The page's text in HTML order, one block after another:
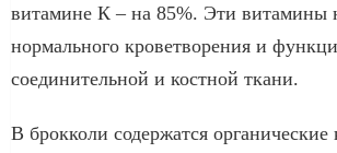
витамине К – на 85%. Эти витамины
нормального кроветворения и
соединительной и костной ткани.
В брокколи содержатся органические